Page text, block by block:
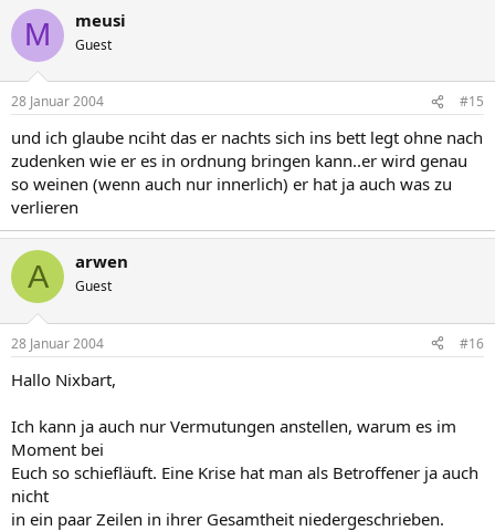
M meusi
Guest
28 Januar 2004 #15
und ich glaube nciht das er nachts sich ins bett legt ohne nach
zudenken wie er es in ordnung bringen kann..er wird genau
so weinen (wenn auch nur innerlich) er hat ja auch was zu
verlieren
A arwen
Guest
28 Januar 2004 #16
Hallo Nixbart,
Ich kann ja auch nur Vermutungen anstellen, warum es im
Moment bei
Euch so schiefläuft. Eine Krise hat man als Betroffener ja auch
nicht
in ein paar Zeilen in ihrer Gesamtheit niedergeschrieben.